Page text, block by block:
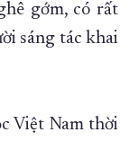
gớm, có rất
sáng tác khai
Việt Nam thời